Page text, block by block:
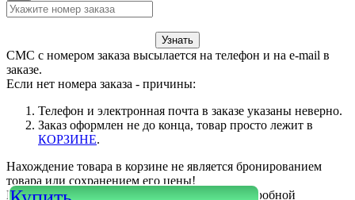
Узнать
СМС с номером заказа высылается на телефон и на e-mail в
заказе.
Если нет номера заказа - причины:
Телефон и электронная почта в заказе указаны неверно.
Заказ оформлен не до конца, товар просто лежит в
КОРЗИНЕ.
Нахождение товара в корзине не является бронированием
товара или сохранением его цены!
Или войдите в свой
для более подробной